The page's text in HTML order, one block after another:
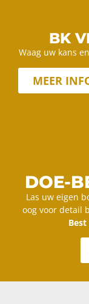
BK
Waag uw kans en
MEER
DOE-
Las uw eigen
oog voor detail